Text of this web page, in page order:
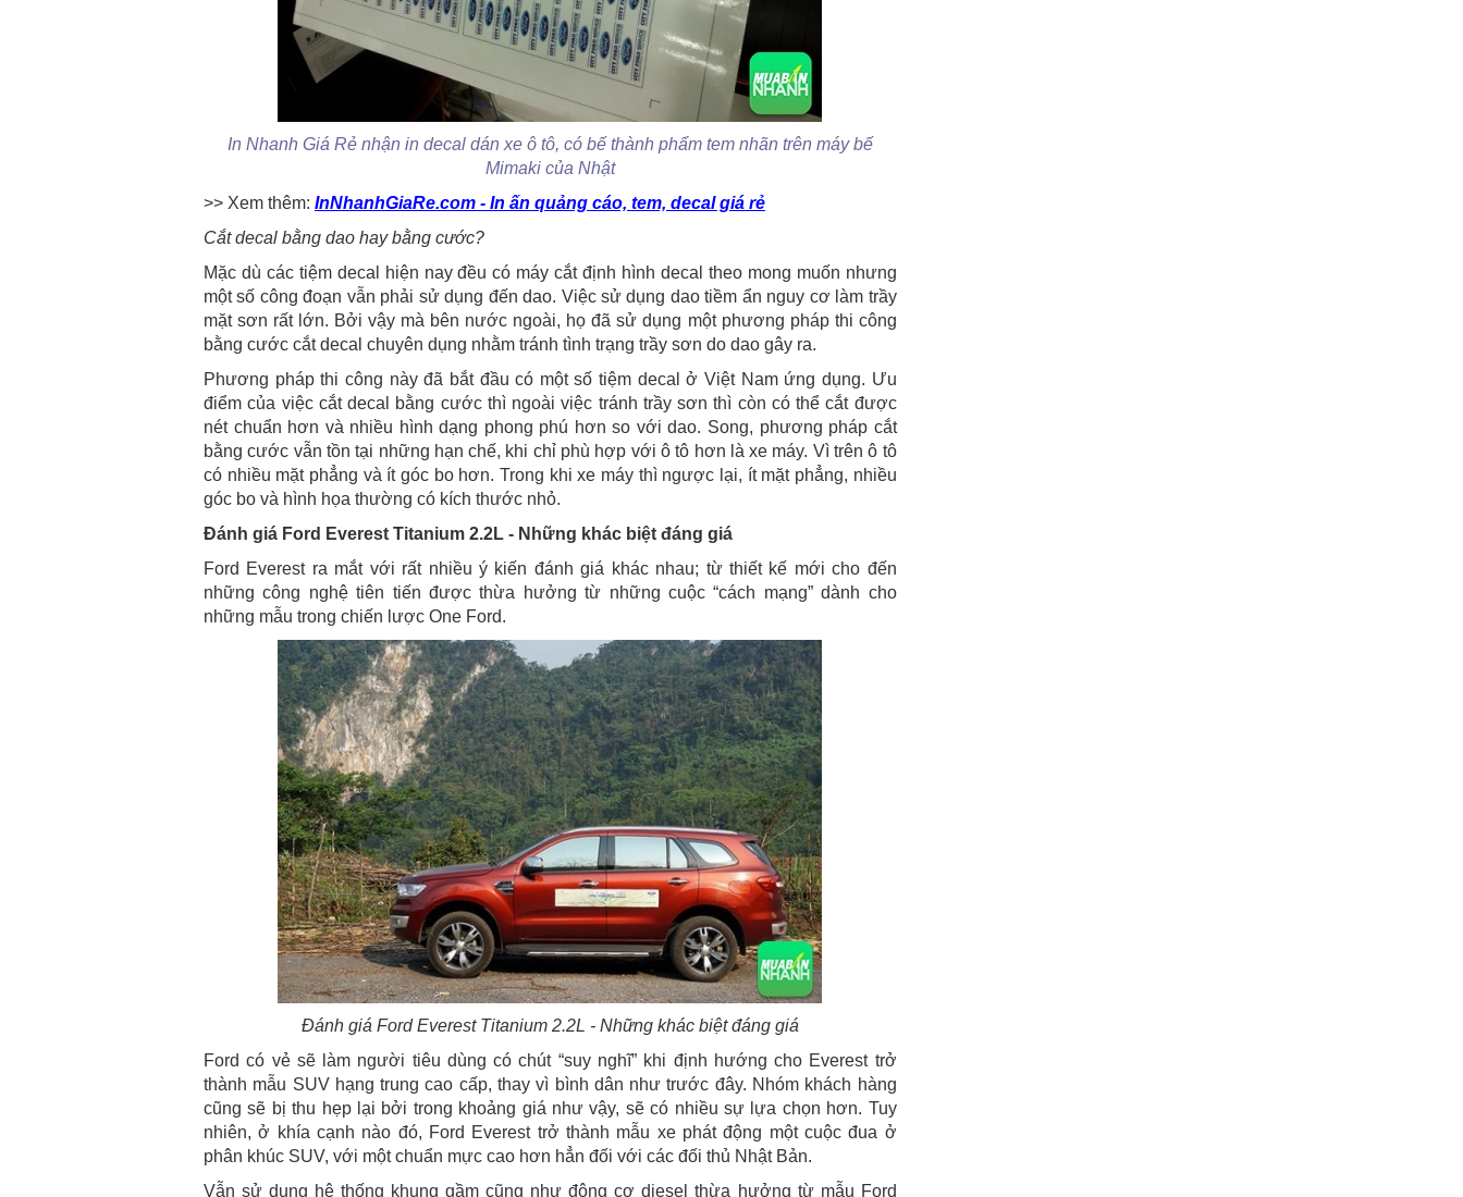
In Nhanh Giá Rẻ nhận in decal dán xe ô tô, có bế thành phẩm tem nhãn trên máy bế
Mimaki của Nhật
>> Xem thêm: InNhanhGiaRe.com - In ấn quảng cáo, tem, decal giá rẻ
Cắt decal bằng dao hay bằng cước?
Mặc dù các tiệm decal hiện nay đều có máy cắt định hình decal theo mong muốn nhưng
một số công đoạn vẫn phải sử dụng đến dao. Việc sử dụng dao tiềm ẩn nguy cơ làm trầy
mặt sơn rất lớn. Bởi vậy mà bên nước ngoài, họ đã sử dụng một phương pháp thi công
bằng cước cắt decal chuyên dụng nhằm tránh tình trạng trầy sơn do dao gây ra.
Phương pháp thi công này đã bắt đầu có một số tiệm decal ở Việt Nam ứng dụng. Ưu
điểm của việc cắt decal bằng cước thì ngoài việc tránh trầy sơn thì còn có thể cắt được
nét chuẩn hơn và nhiều hình dạng phong phú hơn so với dao. Song, phương pháp cắt
bằng cước vẫn tồn tại những hạn chế, khi chỉ phù hợp với ô tô hơn là xe máy. Vì trên ô tô
có nhiều mặt phẳng và ít góc bo hơn. Trong khi xe máy thì ngược lại, ít mặt phẳng, nhiều
góc bo và hình họa thường có kích thước nhỏ.
Đánh giá Ford Everest Titanium 2.2L - Những khác biệt đáng giá
Ford Everest ra mắt với rất nhiều ý kiến đánh giá khác nhau; từ thiết kế mới cho đến
những công nghệ tiên tiến được thừa hưởng từ những cuộc “cách mạng” dành cho
những mẫu trong chiến lược One Ford.
Đánh giá Ford Everest Titanium 2.2L - Những khác biệt đáng giá
Ford có vẻ sẽ làm người tiêu dùng có chút “suy nghĩ” khi định hướng cho Everest trở
thành mẫu SUV hạng trung cao cấp, thay vì bình dân như trước đây. Nhóm khách hàng
cũng sẽ bị thu hẹp lại bởi trong khoảng giá như vậy, sẽ có nhiều sự lựa chọn hơn. Tuy
nhiên, ở khía cạnh nào đó, Ford Everest trở thành mẫu xe phát động một cuộc đua ở
phân khúc SUV, với một chuẩn mực cao hơn hẳn đối với các đối thủ Nhật Bản.
Vẫn sử dụng hệ thống khung gầm cũng như động cơ diesel thừa hưởng từ mẫu Ford